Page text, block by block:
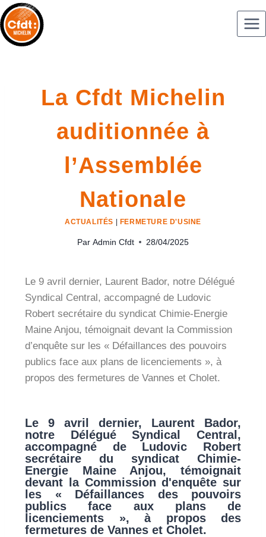
La Cfdt Michelin
auditionnée à
l’Assemblée
Nationale
ACTUALITÉS FERMETURE D'USINE
Par Admin Cfdt 28/04/2025
Le 9 avril dernier, Laurent Bador, notre Délégué
Syndical Central, accompagné de Ludovic
Robert secrétaire du syndicat Chimie-Energie
Maine Anjou, témoignait devant la Commission
d’enquête sur les « Défaillances des pouvoirs
publics face aux plans de licenciements », à
propos des fermetures de Vannes et Cholet.
Le 9 avril dernier, Laurent Bador,
notre Délégué Syndical Central,
accompagné de Ludovic Robert
secrétaire du syndicat Chimie-
Energie Maine Anjou, témoignait
devant la Commission d'enquête sur
les « Défaillances des pouvoirs
publics face aux plans de
licenciements », à propos des
fermetures de Vannes et Cholet.